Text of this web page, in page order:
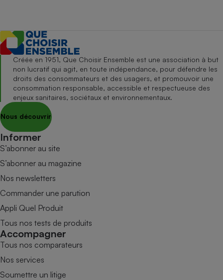
Créée en 1951, Que Choisir Ensemble est une association à but
non lucratif qui agit, en toute indépendance, pour défendre les
droits des consommateurs et des usagers, et promouvoir une
consommation responsable, accessible et respectueuse des
enjeux sanitaires, sociétaux et environnementaux.
Nous découvrir
Informer
S’abonner au site
S’abonner au magazine
Nos newsletters
Commander une parution
Appli Quel Produit
Tous nos tests de produits
Accompagner
Tous nos comparateurs
Nos services
Soumettre un litige